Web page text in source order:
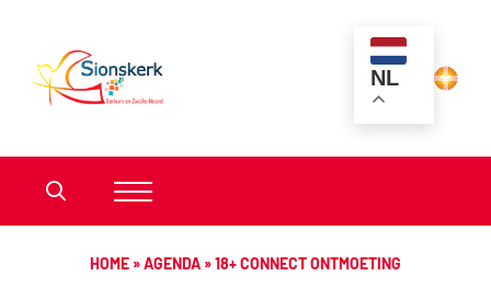
NL
HOME »AGENDA »18+ CONNECT ONTMOETING